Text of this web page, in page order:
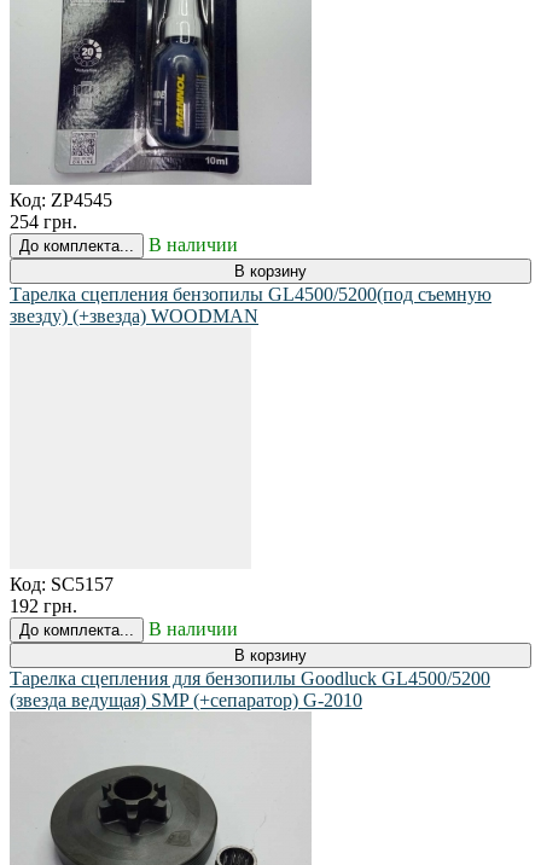
Код: ZP4545
254 грн.
До комплекта... В наличии
В корзину
Тарелка сцепления бензопилы GL4500/5200(под съемную
звезду) (+звезда) WOODMAN
Код: SC5157
192 грн.
До комплекта... В наличии
В корзину
Тарелка сцепления для бензопилы Goodluck GL4500/5200
(звезда ведущая) SMP (+сепаратор) G-2010